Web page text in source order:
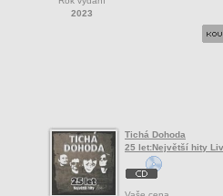
2023
Tichá Dohoda
25 let:Největší hity